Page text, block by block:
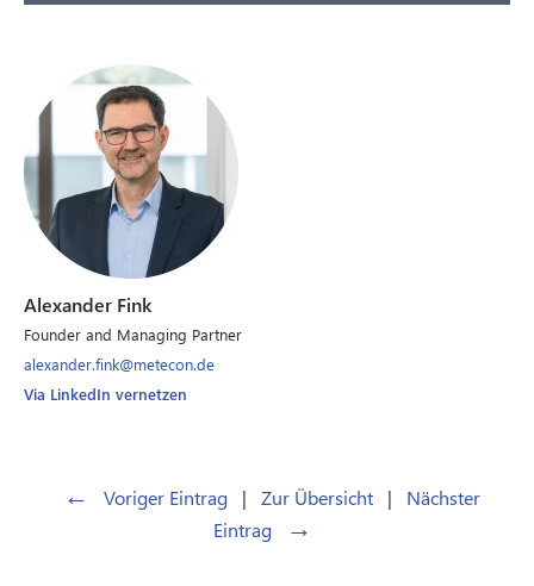
Alexander Fink
Founder and Managing Partner
alexander.fink@metecon.de
Via LinkedIn vernetzen
← Voriger Eintrag | Zur Übersicht |
Nächster
Eintrag
→